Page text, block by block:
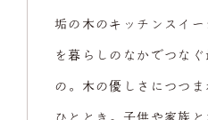
垢の木のキッチンスイ
を暮らしのなかでつな
の。木の優しさにつつ
ひととき。子供や家族